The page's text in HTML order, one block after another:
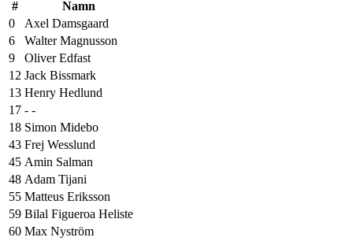
#
Namn
0
Axel Damsgaard
6
Walter Magnusson
9
Oliver Edfast
12 Jack Bissmark
13 Henry Hedlund
17 - -
18 Simon Midebo
43 Frej Wesslund
45 Amin Salman
48 Adam Tijani
55 Matteus Eriksson
59 Bilal Figueroa Heliste
60 Max Nyström